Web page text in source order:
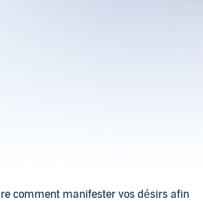
comment manifester vos désirs afin